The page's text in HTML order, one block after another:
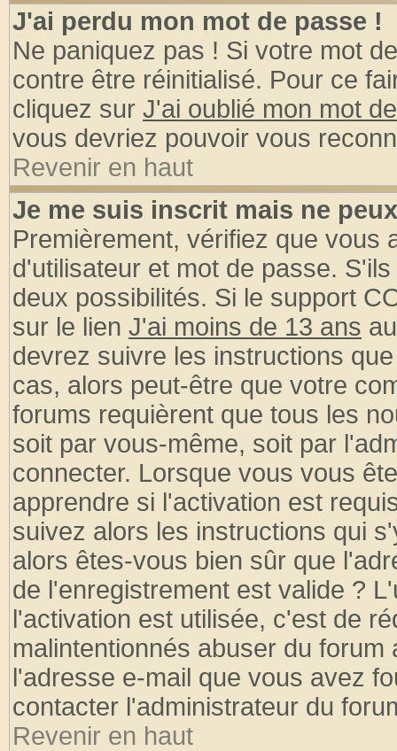
J'ai perdu mon mot de passe !
Ne paniquez pas ! Si votre mot
contre être réinitialisé. Pour ce
cliquez sur J'ai oublié mon mot
vous devriez pouvoir vous
Revenir en haut
Je me suis inscrit mais ne
Premièrement, vérifiez que vous
d'utilisateur et mot de passe.
deux possibilités. Si le support
sur le lien J'ai moins de 13 ans
devrez suivre les instructions
cas, alors peut-être que votre
forums requièrent que tous les
soit par vous-même, soit par
connecter. Lorsque vous vous
apprendre si l'activation est
suivez alors les instructions qui
alors êtes-vous bien sûr que
de l'enregistrement est valide ?
l'activation est utilisée, c'est de
malintentionnés abuser du
l'adresse e-mail que vous avez
contacter l'administrateur du
Revenir en haut